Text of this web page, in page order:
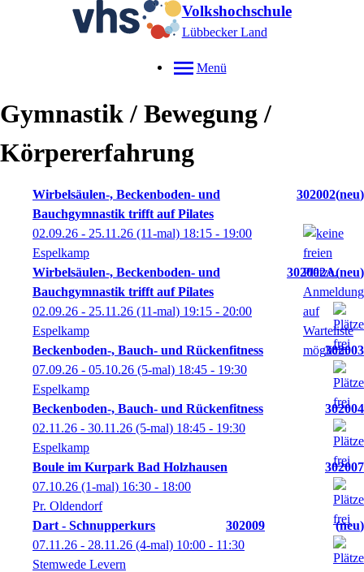
Volkshochschule
Lübbecker Land
Menü
Gymnastik / Bewegung /
Körpererfahrung
Wirbelsäulen-, Beckenboden- und
Bauchgymnastik trifft auf Pilates
302002 neu
02.09.26 - 25.11.26 (11-mal) 18:15 - 19:00
Espelkamp
Wirbelsäulen-, Beckenboden- und
Bauchgymnastik trifft auf Pilates
302002A neu
02.09.26 - 25.11.26 (11-mal) 19:15 - 20:00
Espelkamp
Beckenboden-, Bauch- und Rückenfitness
302003
07.09.26 - 05.10.26 (5-mal) 18:45 - 19:30
Espelkamp
Beckenboden-, Bauch- und Rückenfitness
302004
02.11.26 - 30.11.26 (5-mal) 18:45 - 19:30
Espelkamp
Boule im Kurpark Bad Holzhausen
302007
07.10.26 (1-mal) 16:30 - 18:00
Pr. Oldendorf
Dart - Schnupperkurs
302009
neu
07.11.26 - 28.11.26 (4-mal) 10:00 - 11:30
Stemwede Levern